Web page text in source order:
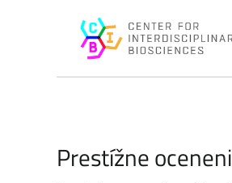
Prestížne